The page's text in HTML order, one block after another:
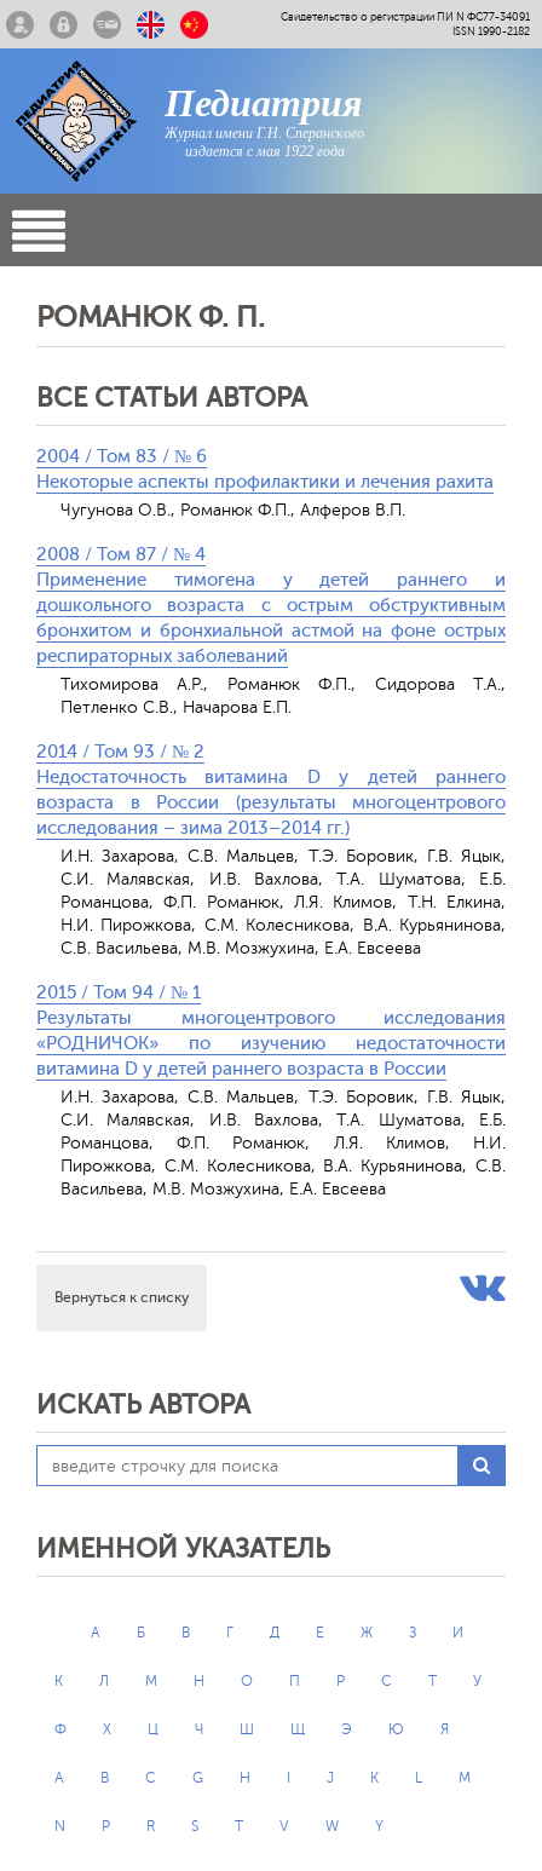
Свидетельство о регистрации ПИ N ФС77-34091
ISSN 1990-2182
Педиатрия
Журнал имени Г.Н. Сперанского
издается с мая 1922 года
РОМАНЮК Ф. П.
ВСЕ СТАТЬИ АВТОРА
2004 / Том 83 / № 6
Некоторые аспекты профилактики и лечения рахита
Чугунова О.В., Романюк Ф.П., Алферов В.П.
2008 / Том 87 / № 4
Применение тимогена у детей раннего и
дошкольного возраста с острым обструктивным
бронхитом и бронхиальной астмой на фоне острых
респираторных заболеваний
Тихомирова А.Р., Романюк Ф.П., Сидорова Т.А.,
Петленко С.В., Начарова Е.П.
2014 / Том 93 / № 2
Недостаточность витамина D у детей раннего
возраста в России (результаты многоцентрового
исследования – зима 2013–2014 гг.)
И.Н. Захарова, С.В. Мальцев, Т.Э. Боровик, Г.В. Яцык,
С.И. Малявская, И.В. Вахлова, Т.А. Шуматова, Е.Б.
Романцова, Ф.П. Романюк, Л.Я. Климов, Т.Н. Елкина,
Н.И. Пирожкова, С.М. Колесникова, В.А. Курьянинова,
С.В. Васильева, М.В. Мозжухина, Е.А. Евсеева
2015 / Том 94 / № 1
Результаты многоцентрового исследования
«РОДНИЧОК» по изучению недостаточности
витамина D у детей раннего возраста в России
И.Н. Захарова, С.В. Мальцев, Т.Э. Боровик, Г.В. Яцык,
С.И. Малявская, И.В. Вахлова, Т.А. Шуматова, Е.Б.
Романцова, Ф.П. Романюк, Л.Я. Климов, Н.И.
Пирожкова, С.М. Колесникова, В.А. Курьянинова, С.В.
Васильева, М.В. Мозжухина, Е.А. Евсеева
Вернуться к списку
ИСКАТЬ АВТОРА
ИМЕННОЙ УКАЗАТЕЛЬ
А Б В Г Д Е Ж З И
К Л М Н О П Р С Т У
Ф Х Ц Ч Ш Щ Э Ю Я
A B C G H J K L M
N P R S T V W Y